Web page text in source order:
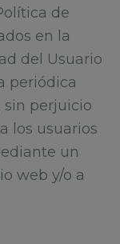
de
en la
del Usuario
periódica
sin perjuicio
los usuarios
un
web y/o a